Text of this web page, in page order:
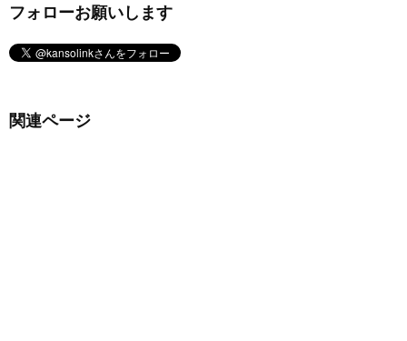
フォローお願いします
関連ページ